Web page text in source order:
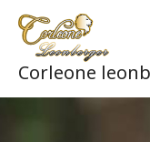
Aller
contenu
Corleone